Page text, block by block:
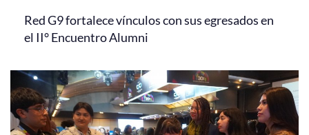
Red G9 fortalece vínculos con sus egresados en
el II° Encuentro Alumni